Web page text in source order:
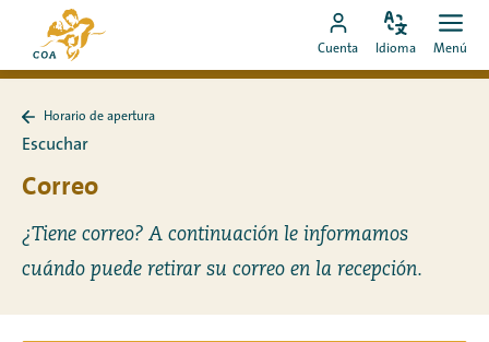
directamente
al la
de
inicio
de
Ir
a
Cuenta
Configura
idioma
Idioma Menú
a
de
Horario de apertura
Escuchar
Correo
¿Tiene correo? A continuación le informamos
cuándo puede retirar su correo en la recepción.